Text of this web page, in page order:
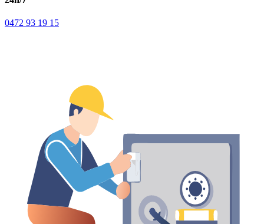
0472 93 19 15